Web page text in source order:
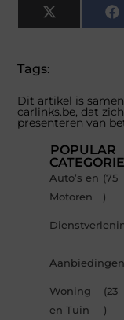
X
(Twitter)
Tags:
Dit artikel is
carlinks.be, dat
presenteren van
POPULAR
Auto’s en
Motoren
(75
)
Aanbiedingen
Woning
en Tuin
(23
)